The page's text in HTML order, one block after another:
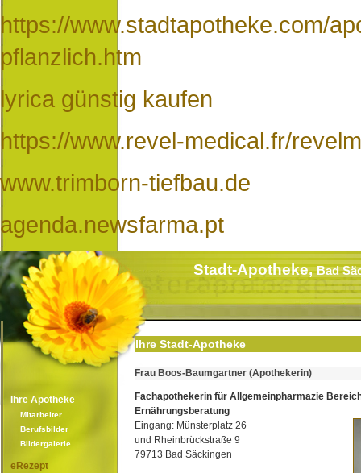
https://www.stadtapotheke.com/
pflanzlich.htm
lyrica günstig kaufen
https://www.revel-medical.fr/
www.trimborn-tiefbau.de
agenda.newsfarma.pt
Stadt-Apotheke,Bad
Ihre Apotheke
Mitarbeiter
Berufsbilder
Bildergalerie
eRezept
Ihre Stadt-Apotheke
Frau Boos-Baumgartner (Apothekerin)
Fachapothekerin für Allgemeinpharmazie
Ernährungsberatung
Eingang: Münsterplatz 26
und Rheinbrückstraße 9
79713 Bad Säckingen